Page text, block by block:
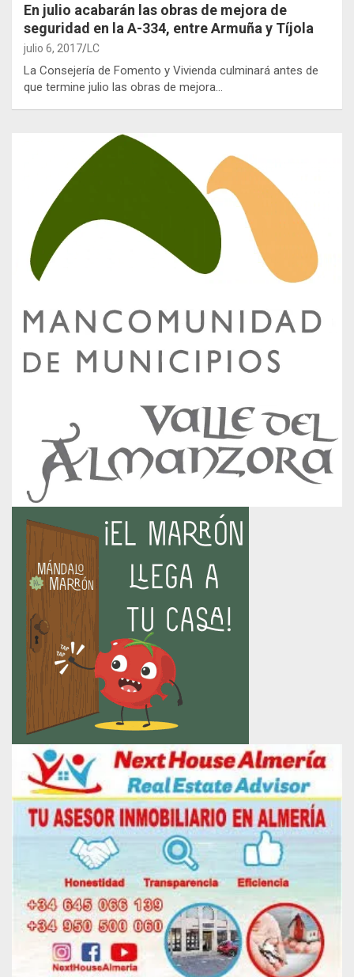
En julio acabarán las obras de mejora de
seguridad en la A-334, entre Armuña y Tíjola
julio 6, 2017 LC
La Consejería de Fomento y Vivienda culminará antes de
que termine julio las obras de mejora…